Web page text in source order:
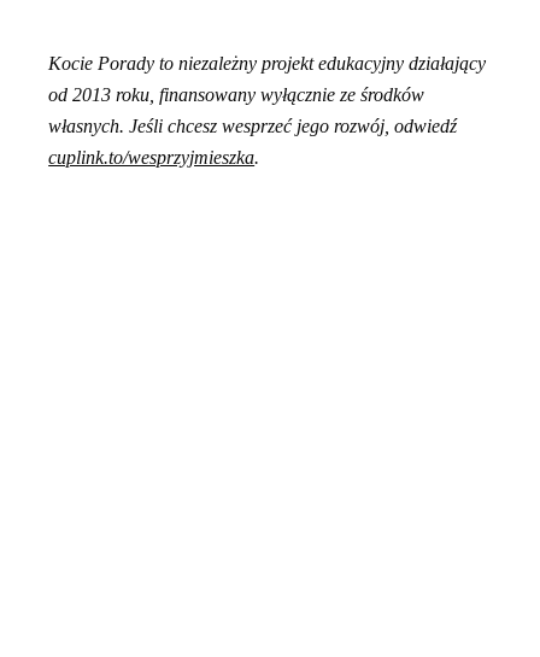
Kocie Porady to niezależny projekt edukacyjny działający
od 2013 roku, finansowany wyłącznie ze środków
własnych. Jeśli chcesz wesprzeć jego rozwój, odwiedź
cuplink.to/wesprzyjmieszka.